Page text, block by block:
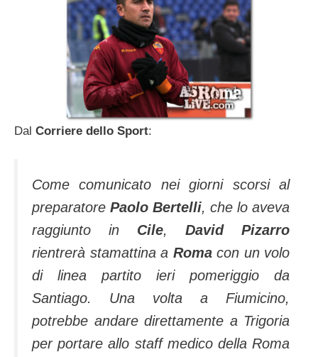
Dal Corriere dello Sport:
Come comunicato nei giorni scorsi al
preparatore Paolo Bertelli, che lo aveva
raggiunto in Cile, David Pizarro
rientrerà stamattina a Roma con un volo
di linea partito ieri pomeriggio da
Santiago. Una volta a Fiumicino,
potrebbe andare direttamente a Trigoria
per portare allo staff medico della Roma